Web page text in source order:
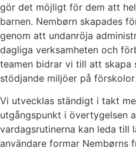
gör det möjligt för dem att
barnen. Nembørn skapades
genom att undanröja
dagliga verksamheten och
teamen bidrar vi till att skapa
stödjande miljöer på
Vi utvecklas ständigt i takt
utgångspunkt i övertygelsen
vardagsrutinerna kan leda till
användare formar Nembørns